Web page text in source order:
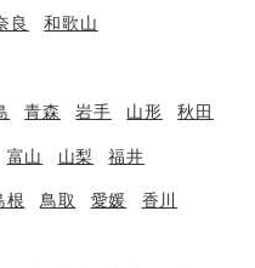
良 和歌山
青森 岩手 山形 秋田
富山 山梨 福井
根 鳥取 愛媛
香川